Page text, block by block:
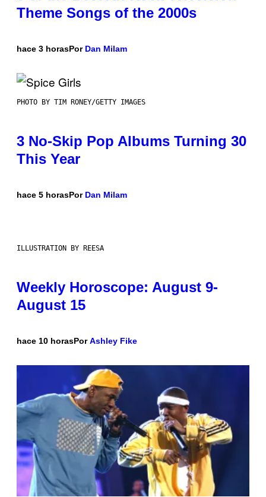
Theme Songs of the 2000s
hace 3 horasPor Dan Milam
PHOTO BY TIM RONEY/GETTY IMAGES
3 No-Skip Pop Albums Turning 30
This Year
hace 5 horasPor Dan Milam
ILLUSTRATION BY REESA
Weekly Horoscope: August 9-
August 15
hace 10 horasPorAshley Fike